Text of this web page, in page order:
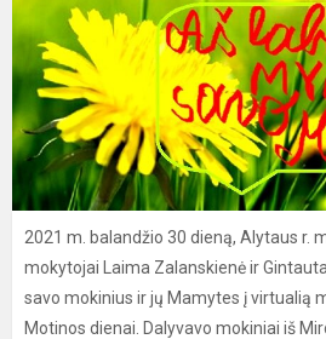
2021 m. balandžio 30 dieną, Alytaus r.
mokytojai Laima Zalanskienė ir
savo mokinius ir jų Mamytes į virtualią
Motinos dienai. Dalyvavo mokiniai iš